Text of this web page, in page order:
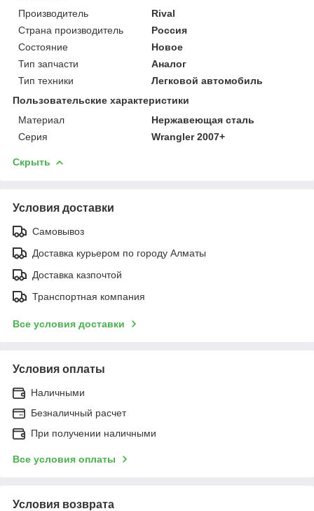
Производитель
Rival
Страна производитель
Россия
Состояние
Новое
Тип запчасти
Аналог
Тип техники
Легковой автомобиль
Пользовательские характеристики
Материал
Нержавеющая сталь
Серия
Wrangler 2007+
Скрыть
Условия доставки
Самовывоз
Доставка курьером по городу Алматы
Доставка казпочтой
Транспортная компания
Все условия доставки
Условия оплаты
Наличными
Безналичный расчет
При получении наличными
Все условия оплаты
Условия возврата